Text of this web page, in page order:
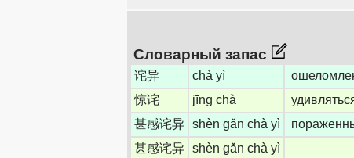
Словарный запас
诧异 chà yì
惊诧
jīng chà
甚感诧异 shèn gǎn chà yì
甚感诧异 shèn gǎn chà yì